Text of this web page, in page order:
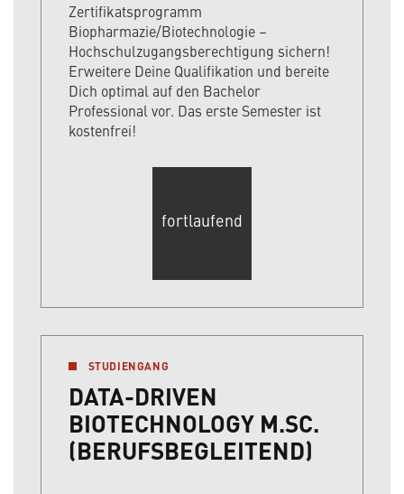
Zertifikatsprogramm
Biopharmazie/Biotechnologie –
Hochschulzugangsberechtigung sichern!
Erweitere Deine Qualifikation und bereite
Dich optimal auf den Bachelor
Professional vor. Das erste Semester ist
kostenfrei!
fortlaufend
STUDIENGANG
DATA-DRIVEN
BIOTECHNOLOGY M.SC.
(BERUFSBEGLEITEND)